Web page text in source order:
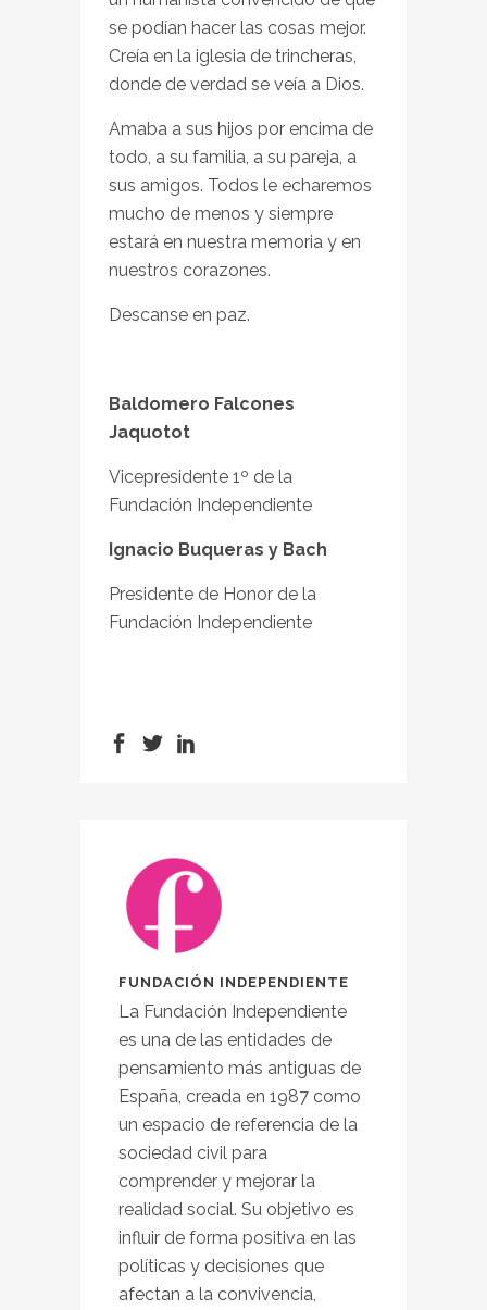
se podían hacer las cosas mejor.
Creía en la iglesia de trincheras,
donde de verdad se veía a Dios.
Amaba a sus hijos por encima de
todo, a su familia, a su pareja, a
sus amigos. Todos le echaremos
mucho de menos y siempre
estará en nuestra memoria y en
nuestros corazones.
Descanse en paz.
Baldomero Falcones
Jaquotot
Vicepresidente 1º de la
Fundación Independiente
Ignacio Buqueras y Bach
Presidente de Honor de la
Fundación Independiente
FUNDACIÓN INDEPENDIENTE
La Fundación Independiente
es una de las entidades de
pensamiento más antiguas de
España, creada en 1987 como
un espacio de referencia de la
sociedad civil para
comprender y mejorar la
realidad social. Su objetivo es
influir de forma positiva en las
políticas y decisiones que
afectan a la convivencia,